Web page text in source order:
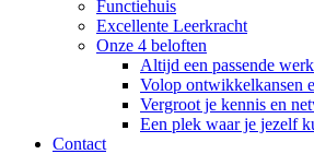
Functiehuis
Excellente Leerkracht
Onze 4 beloften
Altijd een passende
Volop ontwikkelkansen
Vergroot je kennis en
Een plek waar je jezelf
Contact